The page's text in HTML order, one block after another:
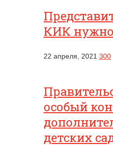
КИК нужно
22 апреля, 2021 300
особый
детских